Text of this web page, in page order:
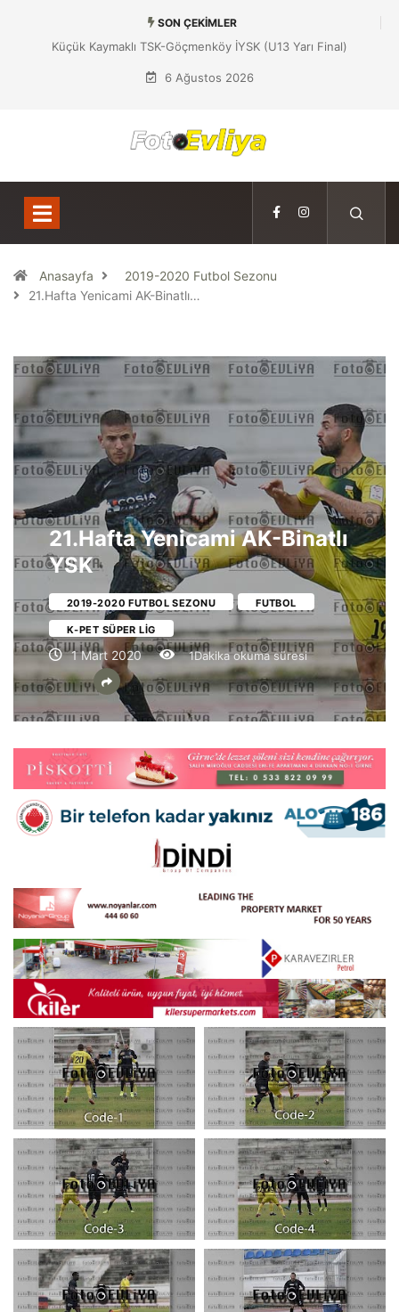
SON ÇEKIMLER
Küçük Kaymaklı TSK-Göçmenköy İYSK (U13 Yarı Final)
6 Ağustos 2026
Anasayfa
2019-2020 Futbol Sezonu
21.Hafta Yenicami AK-Binatlı…
21.Hafta Yenicami AK-Binatlı
YSK
2019-2020 FUTBOL SEZONU FUTBOL
K-PET SÜPER LIG
1 Mart 2020 1Dakika okuma süresi